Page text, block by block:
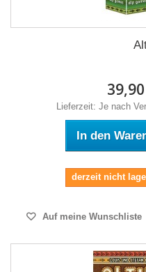
Lieferzeit: Je nach
In den
derzeit nicht
Auf meine Wunschliste